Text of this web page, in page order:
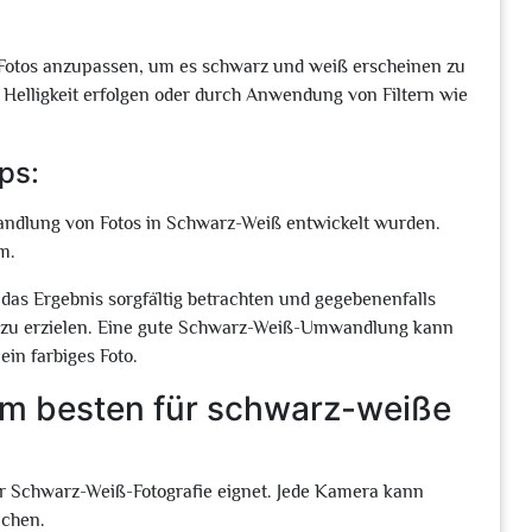
anzupassen, um es schwarz und weiß erscheinen zu
erfolgen oder durch Anwendung von Filtern wie
von Fotos in Schwarz-Weiß entwickelt wurden.
Ergebnis sorgfältig betrachten und gegebenenfalls
erzielen. Eine gute Schwarz-Weiß-Umwandlung kann
farbiges Foto.
besten für schwarz-weiße
Weiß-Fotografie eignet. Jede Kamera kann